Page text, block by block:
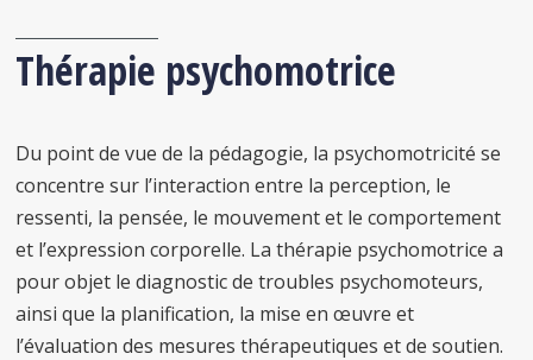
Thérapie psychomotrice
Du point de vue de la pédagogie, la psychomotricité se
concentre sur l’interaction entre la perception, le
ressenti, la pensée, le mouvement et le comportement
et l’expression corporelle. La thérapie psychomotrice a
pour objet le diagnostic de troubles psychomoteurs,
ainsi que la planification, la mise en œuvre et
l’évaluation des mesures thérapeutiques et de soutien.